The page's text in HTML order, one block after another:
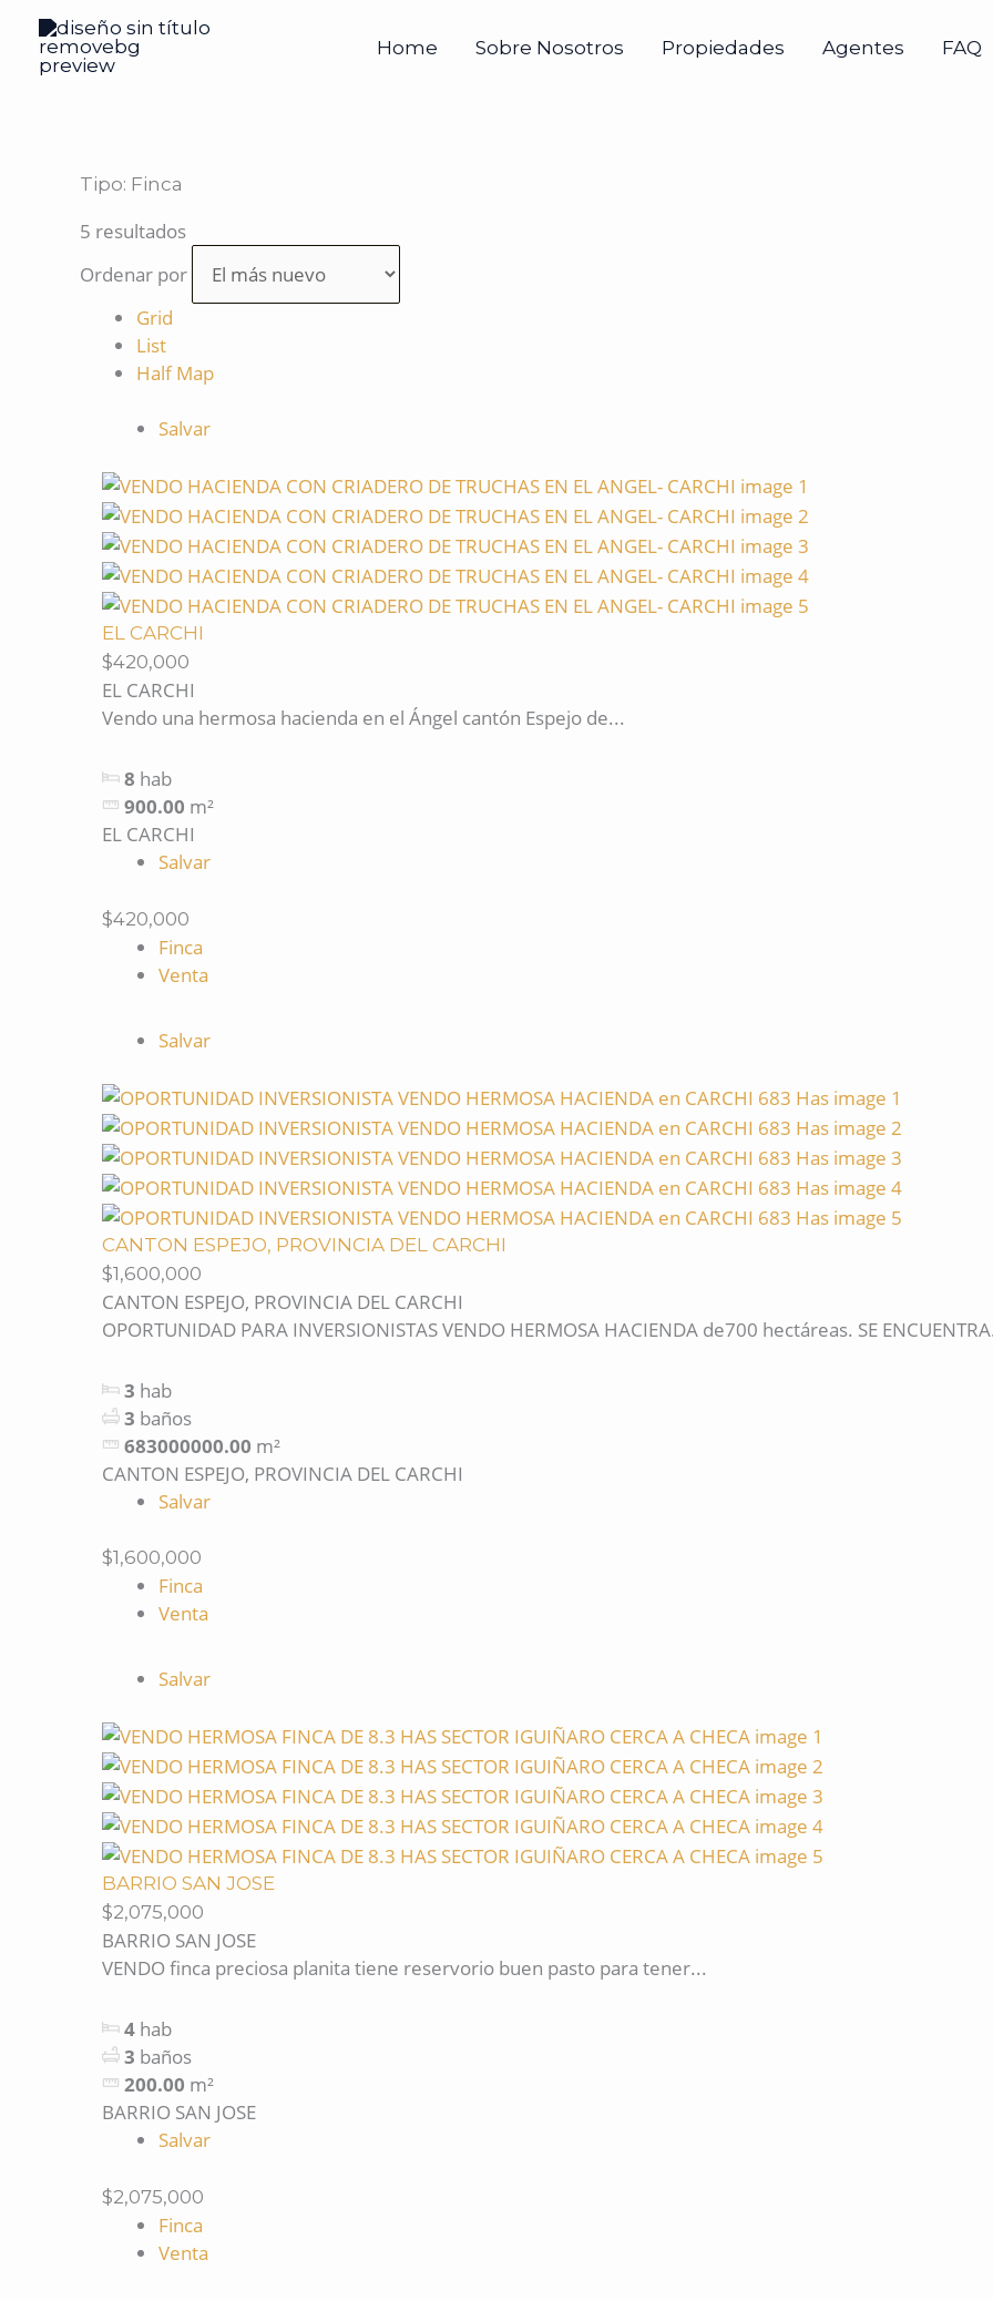
contenido
Home Sobre Nosotros Propiedades Agentes FAQ
Tipo: Finca
5 resultados
Ordenar por
Grid
List
Half Map
Salvar
EL CARCHI
$420,000
EL CARCHI
Vendo una hermosa hacienda en el Ángel cantón Espejo de...
8 hab
900.00 m²
EL CARCHI
Salvar
$420,000
Finca
Venta
Salvar
CANTON ESPEJO, PROVINCIA DEL CARCHI
$1,600,000
CANTON ESPEJO, PROVINCIA DEL CARCHI
OPORTUNIDAD PARA INVERSIONISTAS VENDO HERMOSA HACIENDA de700 hectáreas. SE
3 hab
3 baños
683000000.00 m²
CANTON ESPEJO, PROVINCIA DEL CARCHI
Salvar
$1,600,000
Finca
Venta
Salvar
BARRIO SAN JOSE
$2,075,000
BARRIO SAN JOSE
VENDO finca preciosa planita tiene reservorio buen pasto para tener...
4 hab
3 baños
200.00 m²
BARRIO SAN JOSE
Salvar
$2,075,000
Finca
Venta